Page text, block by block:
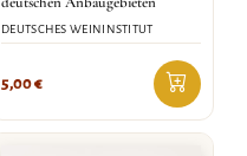
DEUTSCHES WEININSTITUT
5,00€